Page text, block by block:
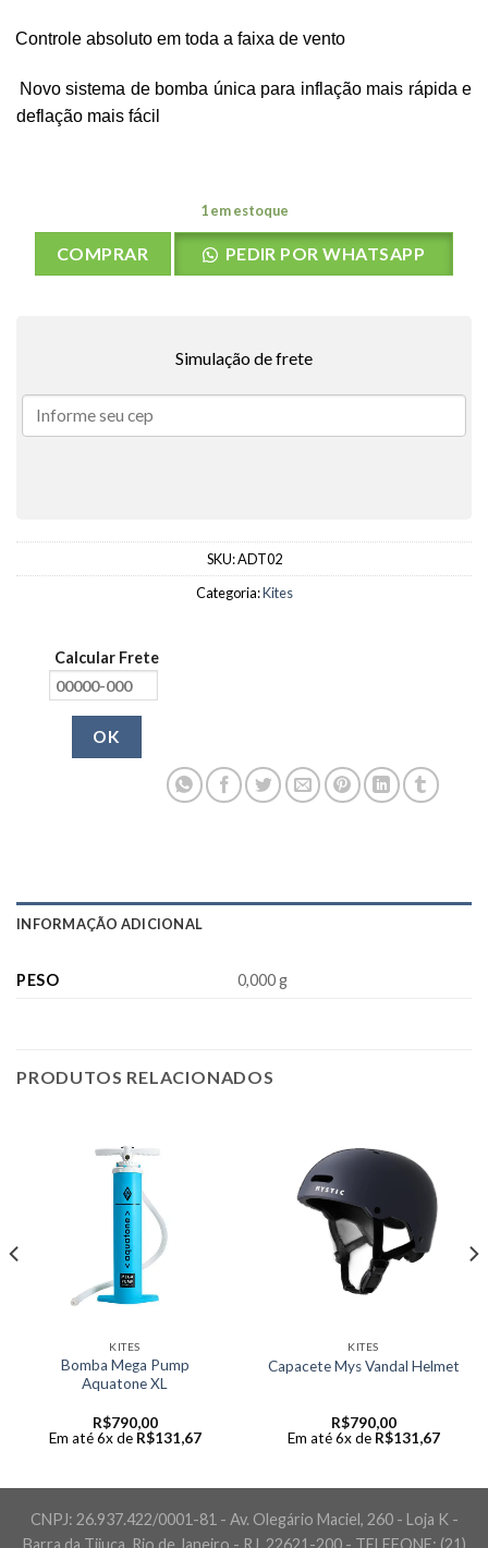
Controle absoluto em toda a faixa de vento
Novo sistema de bomba única para inflação mais rápida e
deflação mais fácil
1 em estoque
COMPRAR PEDIR POR WHATSAPP
Simulação de frete
SKU:ADT02
Categoria:Kites
Calcular Frete
OK
INFORMAÇÃO ADICIONAL
PESO 0,000 g
PRODUTOS RELACIONADOS
KITES
Bomba Mega Pump
Aquatone XL
R$790,00
Em até 6x de R$131,67
KITES
Capacete Mys Vandal Helmet
R$790,00
Em até 6x de R$131,67
CNPJ: 26.937.422/0001-81 - Av. Olegário Maciel, 260 - Loja K -
Barra da Tijuca, Rio de Janeiro - RJ, 22621-200 - TELEFONE: (21)